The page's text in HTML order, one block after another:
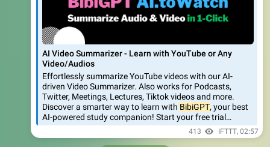
AI Video Summarizer - Learn with YouTube or Any
Video/Audios
Effortlessly summarize YouTube videos with our AI-
driven Video Summarizer. Also works for Podcasts,
Twitter, Meetings, Lectures, Tiktok videos and more.
Discover a smarter way to learn with BibiGPT, your best
AI-powered study companion! Start your free trial…
413 IFTTT, 02:57